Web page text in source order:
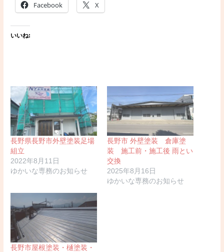
Facebook X
いいね:
長野県長野市外壁塗装足場
組立
2022年8月11日
ゆかいな専務のお知らせ
長野市 外壁塗装 倉庫塗
装 施工前・施工後 雨とい
交換
2025年8月16日
ゆかいな専務のお知らせ
長野市屋根塗装・樋塗装・